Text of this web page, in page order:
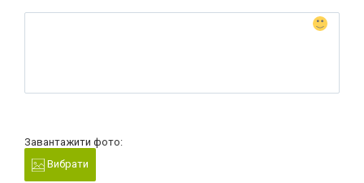
Завантажити фото:
Вибрати